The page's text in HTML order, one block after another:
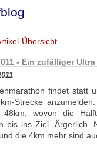
Übersicht
- Ein zufälliger Ultra
findet statt
Strecke
48km, wovon die
bis ins Ziel. Ärgerlich.
die 4km mehr sind